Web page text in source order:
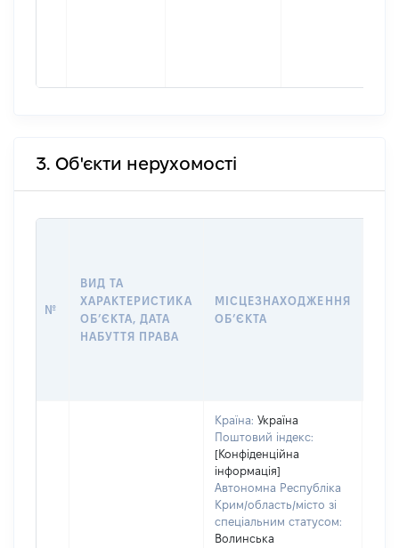
3. Об'єкти нерухомості
№
ВИД ТА
ХАРАКТЕРИСТИКА
ОБʼЄКТА, ДАТА
НАБУТТЯ ПРАВА
МІСЦЕЗНАХОДЖЕННЯ
ОБʼЄКТА
Країна: Україна
Поштовий індекс:
[Конфіденційна
інформація]
Автономна Республіка
Крим/область/місто зі
спеціальним статусом:
Волинська